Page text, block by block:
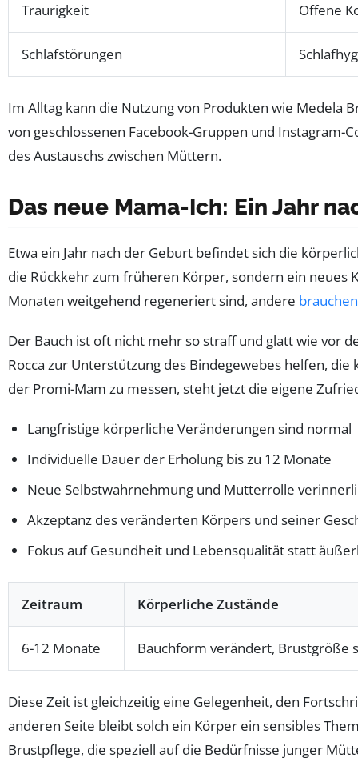
Traurigkeit Offene
Schlafstörungen
Im Alltag kann die Nutzung von Produkten wie Medela
von geschlossenen Facebook-Gruppen und
des Austauschs zwischen Müttern.
Das neue Mama-Ich: Ein Jahr
Etwa ein Jahr nach der Geburt befindet sich die
die Rückkehr zum früheren Körper, sondern ein neues
Monaten weitgehend regeneriert sind, andere brauchen
Der Bauch ist oft nicht mehr so straff und glatt wie vor
Rocca zur Unterstützung des Bindegewebes helfen,
der Promi-Mam zu messen, steht jetzt die eigene
Langfristige körperliche Veränderungen sind normal
Individuelle Dauer der Erholung bis zu 12 Monate
Neue Selbstwahrnehmung und Mutterrolle
Akzeptanz des veränderten Körpers und seiner
Fokus auf Gesundheit und Lebensqualität statt
Zeitraum Körperliche Zustände
6-12 Monate Bauchform verändert, Brustgröße
Diese Zeit ist gleichzeitig eine Gelegenheit, den
anderen Seite bleibt solch ein Körper ein sensibles
Brustpflege, die speziell auf die Bedürfnisse junger